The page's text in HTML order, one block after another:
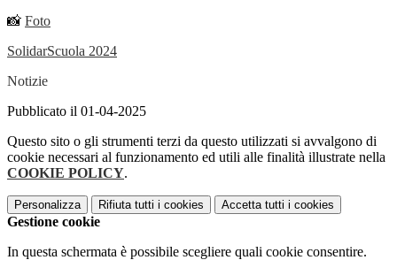
📸 Foto
SolidarScuola 2024
Notizie
Pubblicato il 01-04-2025
Questo sito o gli strumenti terzi da questo utilizzati si avvalgono di
cookie necessari al funzionamento ed utili alle finalità illustrate nella
COOKIE POLICY.
Personalizza Rifiuta tutti i cookies Accetta tutti i cookies
Gestione cookie
In questa schermata è possibile scegliere quali cookie consentire.